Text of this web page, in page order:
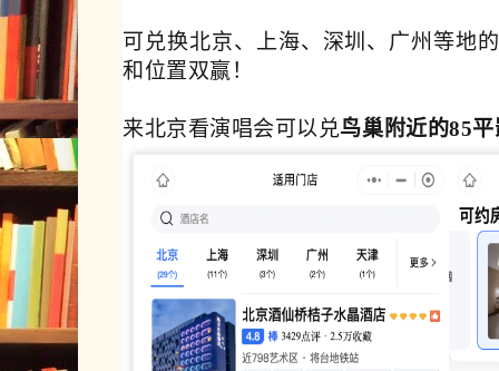
可兑换北京、上海、深圳、广州等地
和位置双赢！
来北京看演唱会可以兑鸟巢附近的85